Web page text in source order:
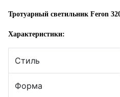
Тротуарный светильник Feron
Характеристики:
Стиль
Форма